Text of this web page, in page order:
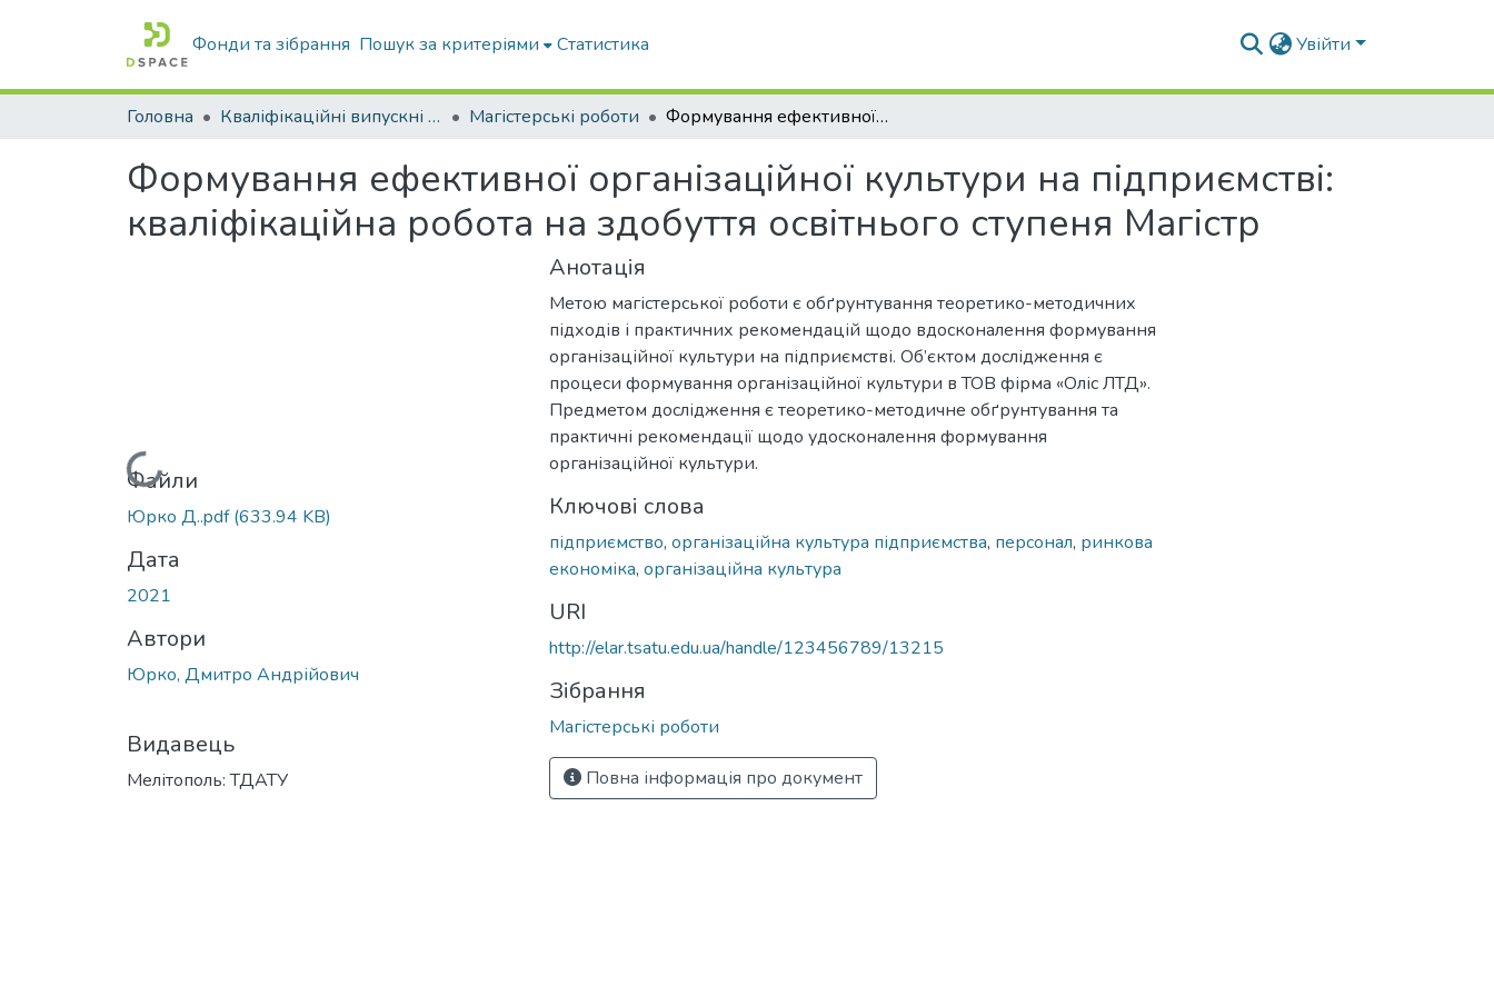
Фонди та зібрання Пошук за критеріями Статистика Увійти
Головна Кваліфікаційні випускні роботи бакалаврів і магістрів Магістерські роботи Формування ефективної організаційної культури на підприємстві: кваліфікаційна робота на здобуття освітнього ступеня Магістр
Формування ефективної організаційної культури на підприємстві:
кваліфікаційна робота на здобуття освітнього ступеня Магістр
Вантажиться...
Файли
Юрко Д..pdf(633.94 KB)
Дата
2021
Автори
Юрко, Дмитро Андрійович
Видавець
Мелітополь: ТДАТУ
Анотація
Метою магістерської роботи є обґрунтування теоретико-методичних
підходів і практичних рекомендацій щодо вдосконалення формування
організаційної культури на підприємстві. Об’єктом дослідження є
процеси формування організаційної культури в ТОВ фірма «Оліс ЛТД».
Предметом дослідження є теоретико-методичне обґрунтування та
практичні рекомендації щодо удосконалення формування
організаційної культури.
Ключові слова
підприємство, організаційна культура підприємства, персонал, ринкова
економіка, організаційна культура
URI
http://elar.tsatu.edu.ua/handle/123456789/13215
Зібрання
Магістерські роботи
Повна інформація про документ